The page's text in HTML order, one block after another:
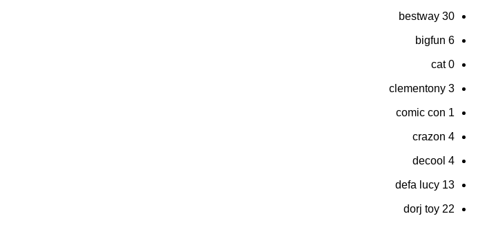
bestway 30
bigfun 6
cat 0
clementony 3
comic con 1
crazon 4
decool 4
defa lucy 13
dorj toy 22